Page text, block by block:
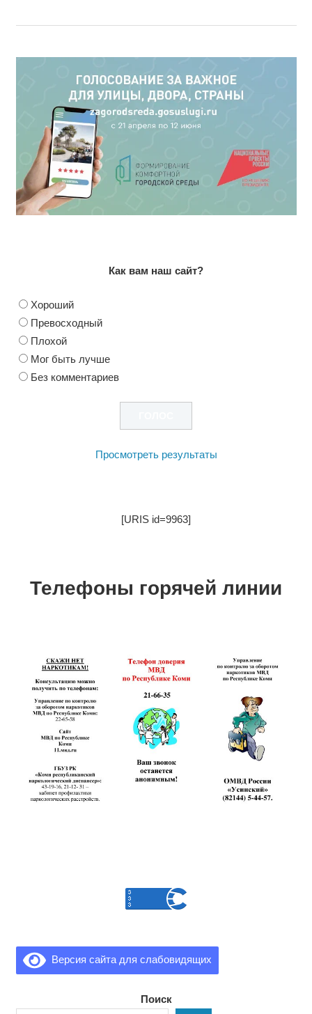
Как вам наш сайт?
Хороший
Превосходный
Плохой
Мог быть лучше
Без комментариев
Просмотреть результаты
[URIS id=9963]
Телефоны горячей линии
Версия сайта для слабовидящих
Поиск